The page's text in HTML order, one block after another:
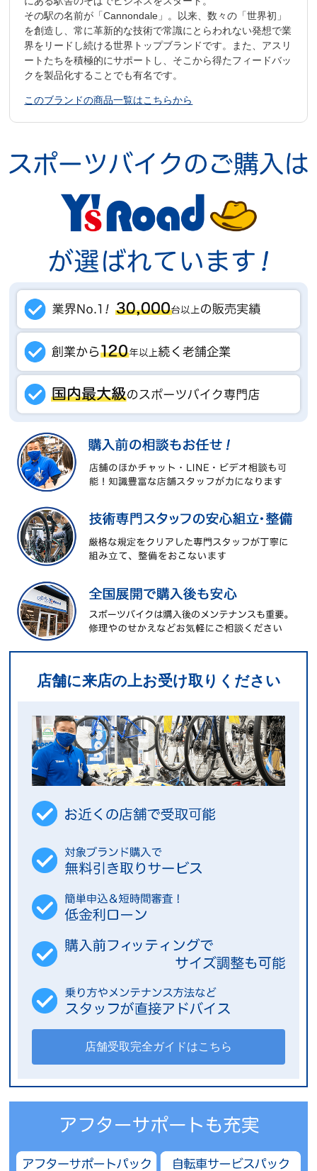
その駅の名前が「Cannondale」。以来、数々の「世界初」
を創造し、常に革新的な技術で常識にとらわれない発想で業
界をリードし続ける世界トップブランドです。また、アスリ
ートたちを積極的にサポートし、そこから得たフィードバッ
クを製品化することでも有名です。
このブランドの商品一覧はこちらから
店舗に来店の上お受け取りください
店舗受取完全ガイドはこちら